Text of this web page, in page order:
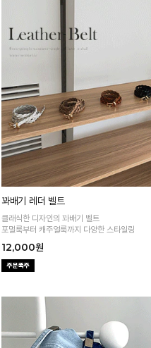
꽈배기 레더 벨트
클래식한 디자인의 꽈배기 벨트
포멀룩부터 캐주얼룩까지 다양한 스타일링
12,000원